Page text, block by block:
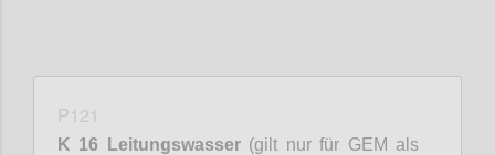
P121
K 16 Leitungswasser (gilt nur für GEM als